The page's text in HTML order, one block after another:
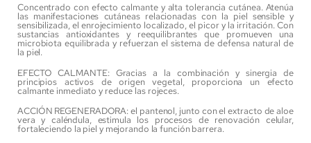
Concentrado con efecto calmante y alta tolerancia cutánea. Atenúa
las manifestaciones cutáneas relacionadas con la piel sensible y
sensibilizada, el enrojecimiento localizado, el picor y la irritación. Con
sustancias antioxidantes y reequilibrantes que promueven una
microbiota equilibrada y refuerzan el sistema de defensa natural de
la piel.
EFECTO CALMANTE: Gracias a la combinación y sinergia de
principios activos de origen vegetal, proporciona un efecto
calmante inmediato y reduce las rojeces.
ACCIÓN REGENERADORA: el pantenol, junto con el extracto de aloe
vera y caléndula, estimula los procesos de renovación celular,
fortaleciendo la piel y mejorando la función barrera.